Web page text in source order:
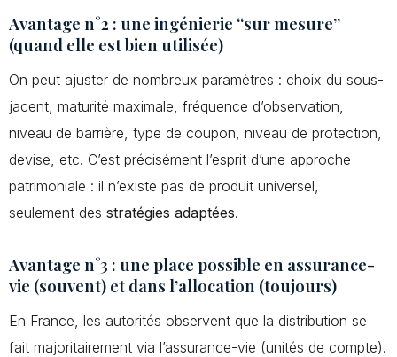
Avantage n°2 : une ingénierie “sur mesure”
(quand elle est bien utilisée)
On peut ajuster de nombreux paramètres : choix du sous-
jacent, maturité maximale, fréquence d’observation,
niveau de barrière, type de coupon, niveau de protection,
devise, etc. C’est précisément l’esprit d’une approche
patrimoniale : il n’existe pas de produit universel,
seulement des stratégies adaptées.
Avantage n°3 : une place possible en assurance-
vie (souvent) et dans l’allocation (toujours)
En France, les autorités observent que la distribution se
fait majoritairement via l’assurance-vie (unités de compte).